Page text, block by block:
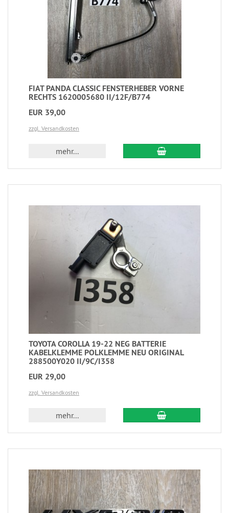
FIAT PANDA CLASSIC FENSTERHEBER VORNE
RECHTS 1620005680 II/12F/B774
EUR 39,00
zzgl. Versandkosten
mehr...
TOYOTA COROLLA 19-22 NEG BATTERIE
KABELKLEMME POLKLEMME NEU ORIGINAL
288500Y020 II/9C/I358
EUR 29,00
zzgl. Versandkosten
mehr...